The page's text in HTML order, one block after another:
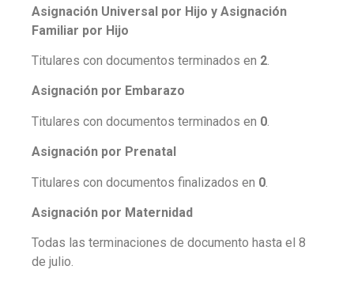
Asignación Universal por Hijo y Asignación
Familiar por Hijo
Titulares con documentos terminados en 2.
Asignación por Embarazo
Titulares con documentos terminados en 0
Asignación por Prenatal
Titulares con documentos finalizados en 0
Asignación por Maternidad
Todas las terminaciones de documento hasta el 8
de julio.